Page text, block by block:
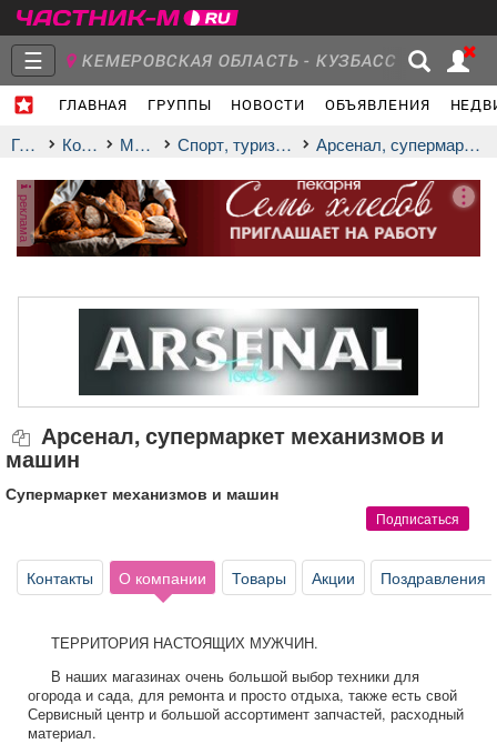
☰ КЕМЕРОВСКАЯ ОБЛАСТЬ - КУЗБАСС
ГЛАВНАЯ ГРУППЫ НОВОСТИ ОБЪЯВЛЕНИЯ
Главная
Группы
Объявления Недвижимость Услуги
Транспорт
Проекты
Товары Поздравления
ГлавнаяКомпании Магазиныспорт, туризм, охота, рыбалка Арсенал, супермаркет механизмов и машин
реклама
Арсенал, супермаркет механизмов и
машин
Супермаркет механизмов и машин
Подписаться
Контакты О компании Товары Акции Поздравления
ТЕРРИТОРИЯ НАСТОЯЩИХ МУЖЧИН.
В наших магазинах очень большой выбор техники для
огорода и сада, для ремонта и просто отдыха, также есть свой
Сервисный центр и большой ассортимент запчастей, расходный
материал.